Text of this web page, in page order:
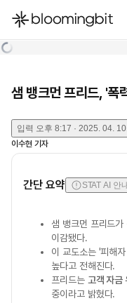
한국어
샘 뱅크먼 프리드, '폭
입력 오후 8:17 · 2025. 04.
이수현 기자
간단 요약 STAT AI 안내
샘 뱅크먼 프리드가
이감됐다.
이 교도소는 '피해
높다고 전해진다.
프리드는 고객 자금
중이라고 밝혔다.